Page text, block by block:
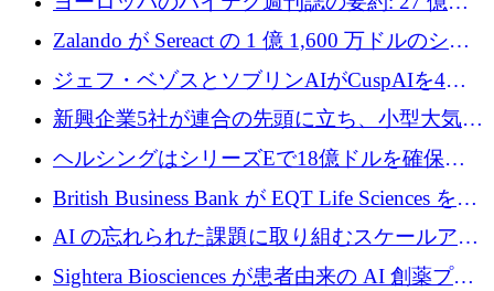
ーロを超える 60 以上のハイテク資金調達取引
Zalando が Sereact の 1 億 1,600 万ドルのシリ
ーズ B に参加し、AI を活用した倉庫自動化を
ジェフ・ベゾスとソブリンAIがCuspAIを4億
5,000万ドルの資金調達で支援
新興企業5社が連合の先頭に立ち、小型大気質
センサーをEUのクリーンエア政策の中心に据
ヘルシングはシリーズEで18億ドルを確保、
ウーバーはデリバリー・ヒーローを130億ユー
ロの契約で買収、レボルトは2027年に米国の
銀行を立ち上げる
British Business Bank が EQT Life Sciences を
2,500 万ユーロのコミットメントで支援
AI の忘れられた課題に取り組むスケールアッ
プを実現: カメラロール
Sightera Biosciences が患者由来の AI 創薬プラ